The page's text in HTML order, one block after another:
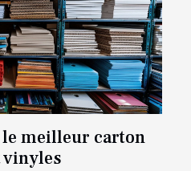
meilleur carton
vinyles